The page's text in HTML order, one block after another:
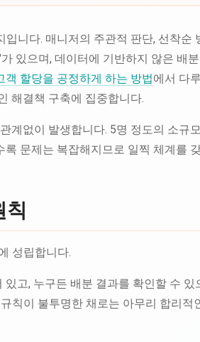
니다. 매니저의 주관적 판단, 선착순
있으며, 데이터에 기반하지 않은 배
객 할당을 공정하게 하는 방법에서 다
해결책 구축에 집중합니다.
계없이 발생합니다. 5명 정도의 소규
문제는 복잡해지므로 일찍 체계를
칙
성립합니다.
고, 누구든 배분 결과를 확인할 수 있
칙이 불투명한 채로는 아무리 합리적